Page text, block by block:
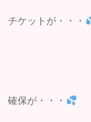
チケットが・・・
確保が・・・